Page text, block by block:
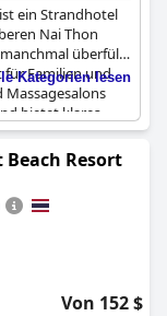
ist ein Strandhotel
Nai Thon
überfüllt
für Familien und
Massagesalons
bietet klares
Reiten eignen,
die Stufen zum
mit einem Haufen
Das Hotel
weder Liegen
des
und
Kategorien lesen
Resort
Von 152 $